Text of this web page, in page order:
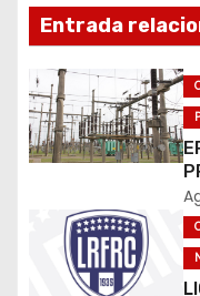
n
d
e
e
Entrada